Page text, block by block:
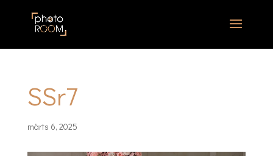
SSr7
märts 6, 2025